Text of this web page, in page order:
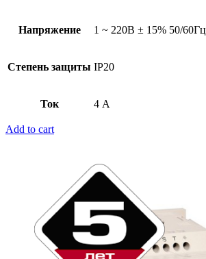
Напряжение 1 ~ 220В ± 15% 50/60Гц
Степень защиты IP20
Ток 4 А
Add to cart